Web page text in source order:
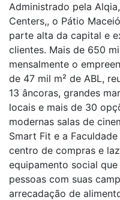
Administrado pela
Centers,, o Pátio
parte alta da capital e
clientes. Mais de 650
mensalmente o
de 47 mil m² de ABL,
13 âncoras, grandes
locais e mais de 30
modernas salas de
Smart Fit e a
centro de compras e
equipamento social
pessoas com suas
arrecadação de